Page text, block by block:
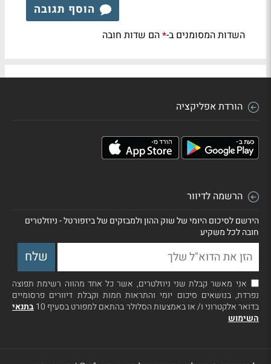
הוסף תגובה
השדות המסומנים ב-*הם שדות חובה
הורדת אפליקציה
הרשמה לדיוור
הירשם לסיכום היומי של שוק ההון ולמבזקים של ביזפורטל - ניוזלטרים
חובה לכל משקיע
אני מאשר קבלת שני ניוזלטרים, אשר כל אחד מהווה רשימת תפוצה
נפרדת, בנושאים סיכום יומי והתראות חמות וקבלת דיוורים פרסומיים
בדואר אלקטרוני ו/ או באמצעות הסלולר בהתאם למפורט בסעיף 10
בתנאי
השימוש